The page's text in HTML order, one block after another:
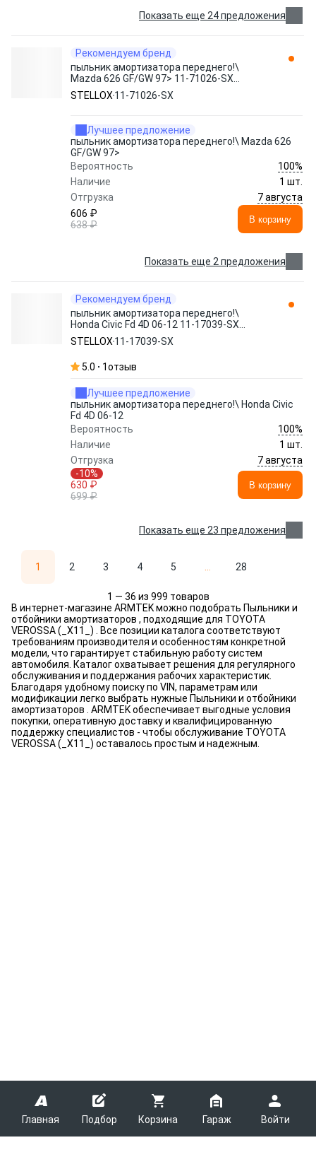
Главная Подбор Корзина Гараж Войти
Показать еще 24 предложения
Рекомендуем бренд
пыльник амортизатора переднего!\
Mazda 626 GF/GW 97> 11-71026-SX
STELLOX
STELLOX 11-71026-SX
Лучшее предложение
пыльник амортизатора переднего!\ Mazda 626
GF/GW 97>
Вероятность
100%
Наличие
1 шт.
Отгрузка
7 августа
606 ₽
638 ₽
В корзину
Показать еще 2 предложения
Рекомендуем бренд
пыльник амортизатора переднего!\
Honda Civic Fd 4D 06-12 11-17039-SX
STELLOX
STELLOX 11-17039-SX
5.0 1отзыв
Лучшее предложение
пыльник амортизатора переднего!\ Honda Civic
Fd 4D 06-12
Вероятность
100%
Наличие
1 шт.
Отгрузка
7 августа
-10%
630 ₽
699 ₽
В корзину
Показать еще 23 предложения
1 2 3 4 5 28
1 — 36 из 999 товаров
В интернет-магазине ARMTEK можно подобрать Пыльники и
отбойники амортизаторов , подходящие для TOYOTA
VEROSSA (_X11_) . Все позиции каталога соответствуют
требованиям производителя и особенностям конкретной
модели, что гарантирует стабильную работу систем
автомобиля. Каталог охватывает решения для регулярного
обслуживания и поддержания рабочих характеристик.
Благодаря удобному поиску по VIN, параметрам или
модификации легко выбрать нужные Пыльники и отбойники
амортизаторов . ARMTEK обеспечивает выгодные условия
покупки, оперативную доставку и квалифицированную
поддержку специалистов - чтобы обслуживание TOYOTA
VEROSSA (_X11_) оставалось простым и надежным.